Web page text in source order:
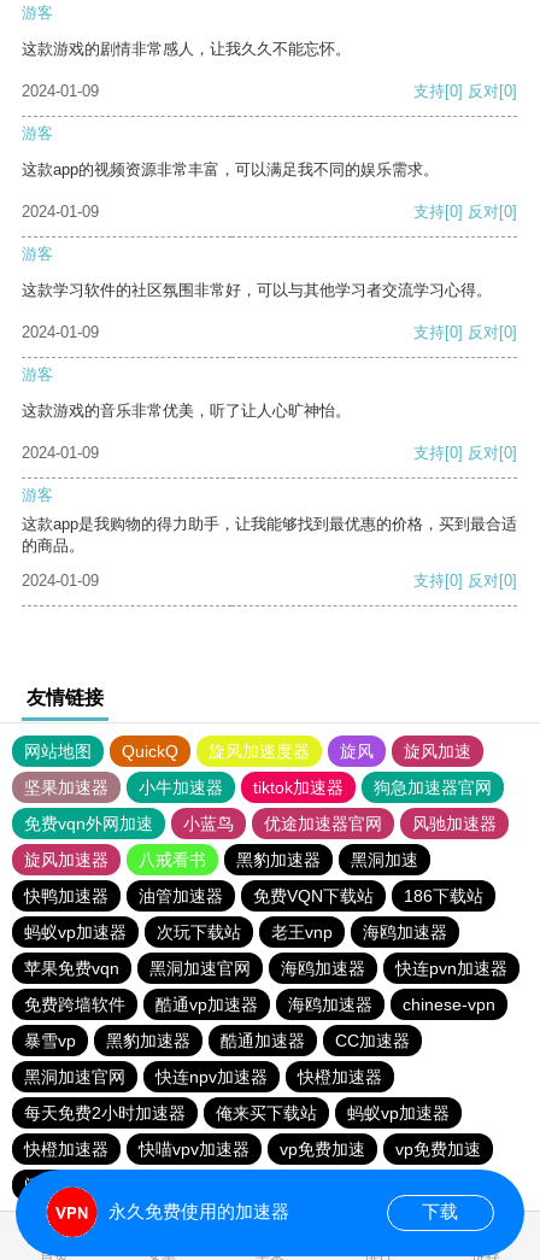
游客
这款游戏的剧情非常感人，让我久久不能忘怀。
2024-01-09 支持[0] 反对[0]
游客
这款app的视频资源非常丰富，可以满足我不同的娱乐需求。
2024-01-09 支持[0] 反对[0]
游客
这款学习软件的社区氛围非常好，可以与其他学习者交流学习心得。
2024-01-09 支持[0] 反对[0]
游客
这款游戏的音乐非常优美，听了让人心旷神怡。
2024-01-09 支持[0] 反对[0]
游客
这款app是我购物的得力助手，让我能够找到最优惠的价格，买到最合适
的商品。
2024-01-09
支持[0] 反对[0]
友情链接
网站地图 QuickQ 旋风加速度器 旋风
旋风加速
坚果加速器
小牛加速器 tiktok加速器
狗急加速器官网
免费vqn外网加速
小蓝鸟 优途加速器官网
风驰加速器
旋风加速器
八戒看书 黑豹加速器
黑洞加速
快鸭加速器
油管加速器 免费VQN下载站
186下载站
蚂蚁vp加速器
次玩下载站 老王vnp
海鸥加速器
苹果免费vqn
黑洞加速官网 海鸥加速器
快连pvn加速器
免费跨墙软件
酷通vp加速器 海鸥加速器
chinese-vpn
暴雪vp
黑豹加速器 酷通加速器
CC加速器
黑洞加速官网
快连npv加速器
快橙加速器
每天免费2小时加速器
俺来买下载站
蚂蚁vp加速器
快橙加速器
快喵vpv加速器 vp免费加速
vp免费加速
闪电猫加速器-speedcat
首页 安卓 苹果 排行 推荐
永久免费使用的加速器 下载
1.195434s